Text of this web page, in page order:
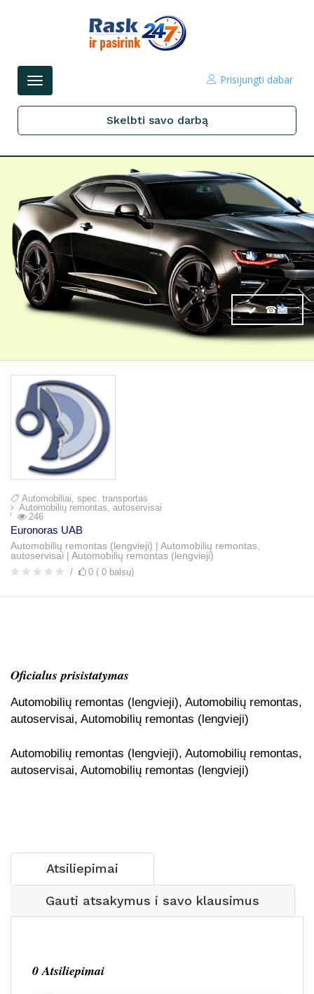
Perjungti
Prisijungti dabar
Skelbti savo darbą
☎
Automobiliai, spec. transportas
Automobilių remontas, autoservisai
246
Euronoras UAB
Automobilių remontas (lengvieji) | Automobilių remontas,
autoservisai | Automobilių remontas (lengvieji)
0 ( 0 balsų)
Oficialus prisistatymas
Automobilių remontas (lengvieji), Automobilių remontas,
autoservisai, Automobilių remontas (lengvieji)
Automobilių remontas (lengvieji), Automobilių remontas,
autoservisai, Automobilių remontas (lengvieji)
Atsiliepimai
Gauti atsakymus i savo klausimus
0 Atsiliepimai